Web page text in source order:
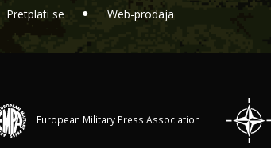
Pretplati se Web-prodaja
European Military Press Association